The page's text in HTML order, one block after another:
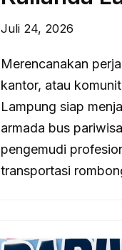
Juli 24, 2026
Merencanakan
kantor, atau
Lampung siap
armada bus
pengemudi
transportasi